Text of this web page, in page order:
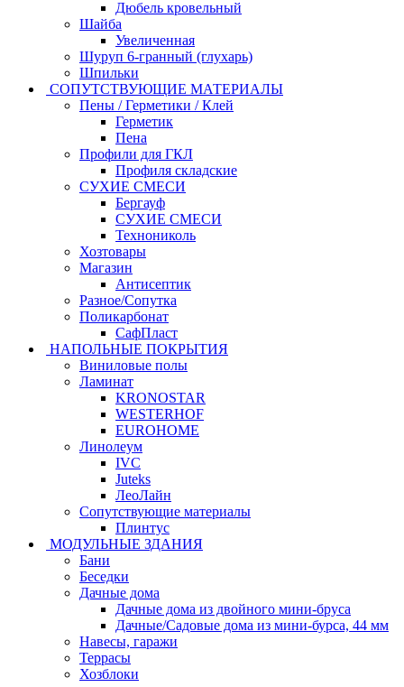
Дюбель кровельный
Шайба
Увеличенная
Шуруп 6-гранный (глухарь)
Шпильки
СОПУТСТВУЮЩИЕ МАТЕРИАЛЫ
Пены / Герметики / Клей
Герметик
Пена
Профили для ГКЛ
Профиля складские
СУХИЕ СМЕСИ
Бергауф
СУХИЕ СМЕСИ
Технониколь
Хозтовары
Магазин
Антисептик
Разное/Сопутка
Поликарбонат
СафПласт
НАПОЛЬНЫЕ ПОКРЫТИЯ
Виниловые полы
Ламинат
KRONOSTAR
WESTERHOF
EUROHOME
Линолеум
IVC
Juteks
ЛеоЛайн
Сопутствующие материалы
Плинтус
МОДУЛЬНЫЕ ЗДАНИЯ
Бани
Беседки
Дачные дома
Дачные дома из двойного мини-бруса
Дачные/Садовые дома из мини-бурса, 44 мм
Навесы, гаражи
Террасы
Хозблоки